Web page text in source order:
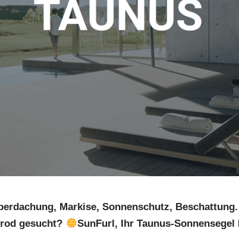
Markise, Sonnenschutz,
gesucht? SunFurl, Ihr Taunus-